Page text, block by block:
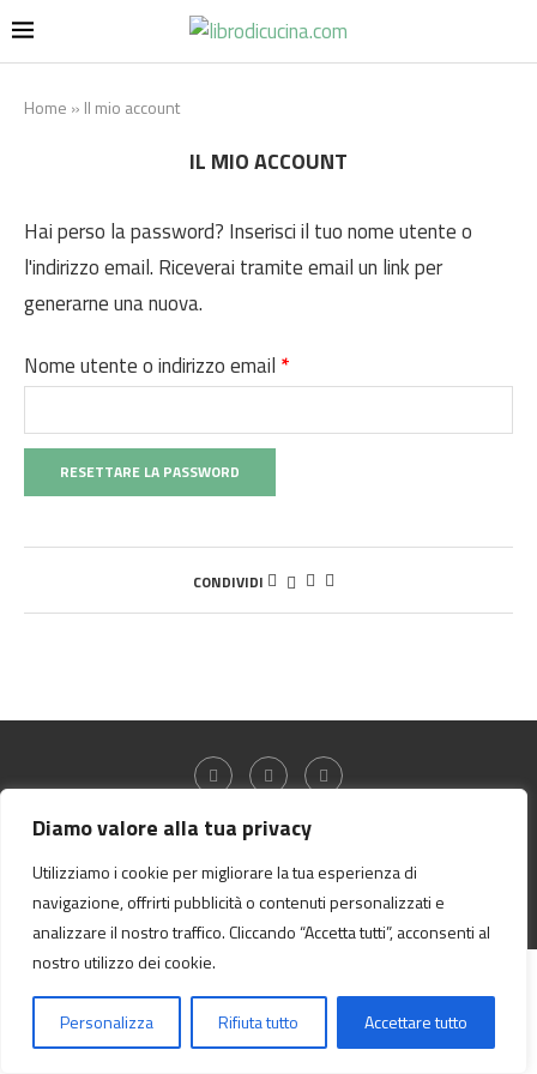
Diamo valore alla tua privacy
Utilizziamo i cookie per migliorare la tua esperienza di
navigazione, offrirti pubblicità o contenuti personalizzati e
analizzare il nostro traffico. Cliccando “Accetta tutti”, acconsenti al
nostro utilizzo dei cookie.
Personalizza Rifiuta tutto Accettare tutto
Home » Il mio account
IL MIO ACCOUNT
Hai perso la password? Inserisci il tuo nome utente o
l'indirizzo email. Riceverai tramite email un link per
generarne una nuova.
Nome utente o indirizzo email *Richiesto
RESETTARE LA PASSWORD
CONDIVIDI
@2024 - All Right Reserved.
BACK TO TOP